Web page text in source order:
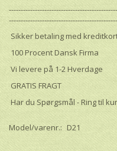
Sikker betaling med
100 Procent Dansk Firma
Vi levere på 1-2 Hverdage
GRATIS FRAGT
Har du Spørgsmål - Ring til
Model/varenr.: D21